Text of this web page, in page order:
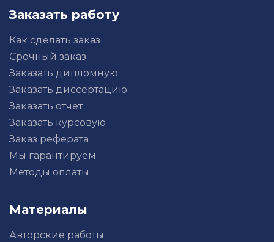
Заказать работу
Как сделать заказ
Срочный заказ
Заказать дипломную
Заказать диссертацию
Заказать отчет
Заказать курсовую
Заказ реферата
Мы гарантируем
Методы оплаты
Материалы
Авторские работы